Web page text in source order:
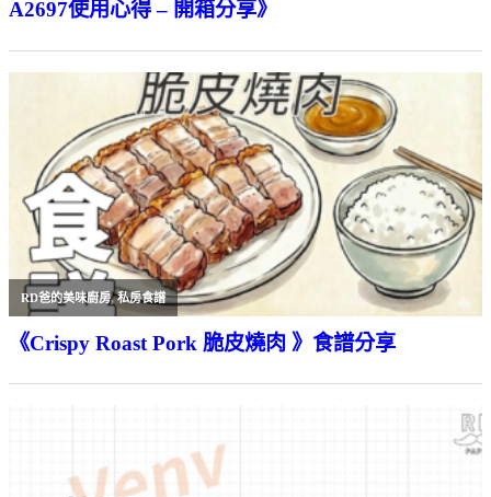
A2697使用心得 – 開箱分享》
RD爸的美味廚房,私房食譜
《Crispy Roast Pork 脆皮燒肉 》食譜分享